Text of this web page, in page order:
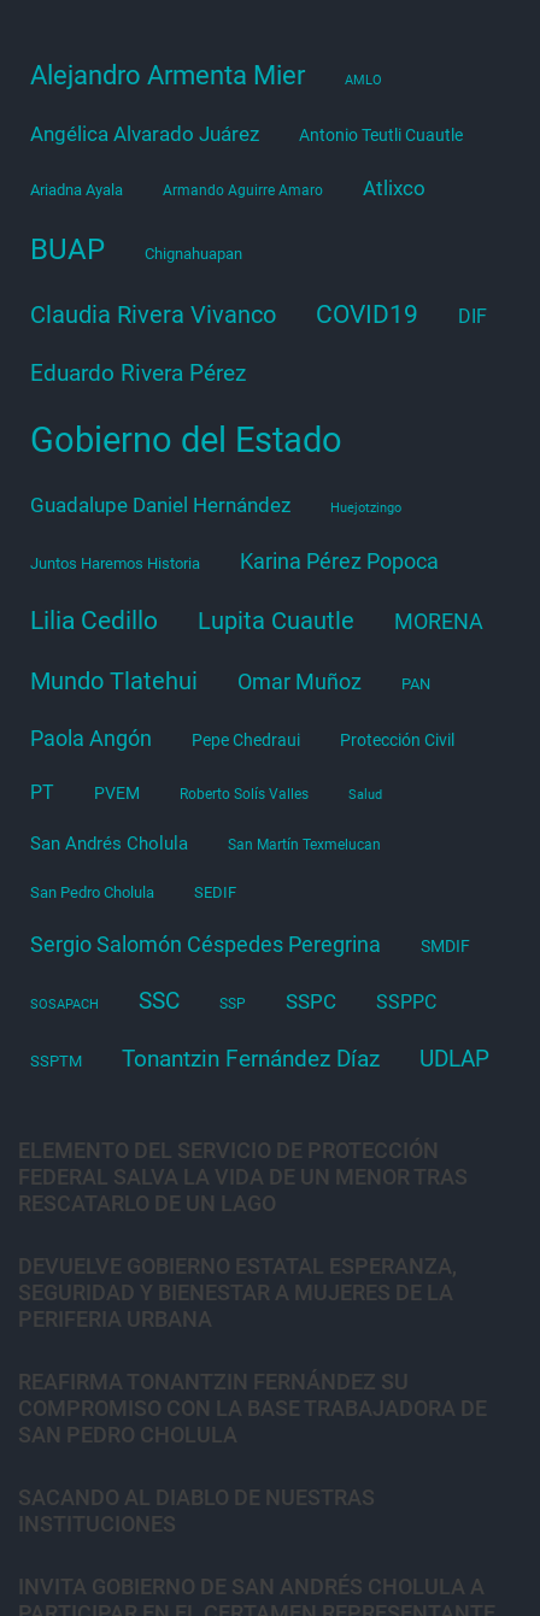
Alejandro Armenta Mier AMLO
Angélica Alvarado Juárez Antonio Teutli Cuautle
Ariadna Ayala Armando Aguirre Amaro Atlixco
BUAP Chignahuapan
Claudia Rivera Vivanco COVID19 DIF
Eduardo Rivera Pérez
Gobierno del Estado
Guadalupe Daniel Hernández Huejotzingo
Juntos Haremos Historia Karina Pérez Popoca
Lilia Cedillo Lupita Cuautle MORENA
Mundo Tlatehui Omar Muñoz PAN
Paola Angón Pepe Chedraui Protección Civil
PT PVEM Roberto Solís Valles Salud
San Andrés Cholula San Martín Texmelucan
San Pedro Cholula SEDIF
Sergio Salomón Céspedes Peregrina SMDIF
SOSAPACH SSC SSP SSPC SSPPC
SSPTM Tonantzin Fernández Díaz UDLAP
ELEMENTO DEL SERVICIO DE PROTECCIÓN
FEDERAL SALVA LA VIDA DE UN MENOR TRAS
RESCATARLO DE UN LAGO
DEVUELVE GOBIERNO ESTATAL ESPERANZA,
SEGURIDAD Y BIENESTAR A MUJERES DE LA
PERIFERIA URBANA
REAFIRMA TONANTZIN FERNÁNDEZ SU
COMPROMISO CON LA BASE TRABAJADORA DE
SAN PEDRO CHOLULA
SACANDO AL DIABLO DE NUESTRAS
INSTITUCIONES
INVITA GOBIERNO DE SAN ANDRÉS CHOLULA A